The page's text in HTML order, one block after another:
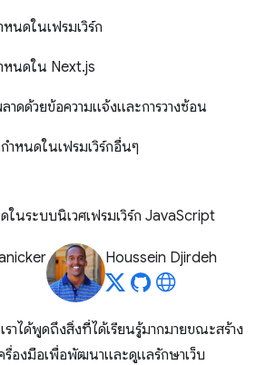
นดในเฟรมเวิร์ก
หนดใน Next.js
าดด้วยข้อความแจ้งและการวางซ้อน
ำหนดในเฟรมเวิร์กอื่นๆ
นระบบนิเวศเฟรมเวิร์ก JavaScript
Houssein Djirdeh
เราได้พูดถึงสิ่งที่ได้เรียนรู้มากมายขณะสร้าง
รื่องมือเพื่อพัฒนาและดูแลรักษาเว็บ